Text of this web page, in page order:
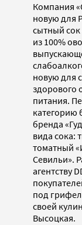
Компания
новую для
сытный сок
из 100%
новую для
здорового
питания.
категорию
бренда
вида сока:
томатный
Севильи».
агентству
под
своей
Высоцкая.